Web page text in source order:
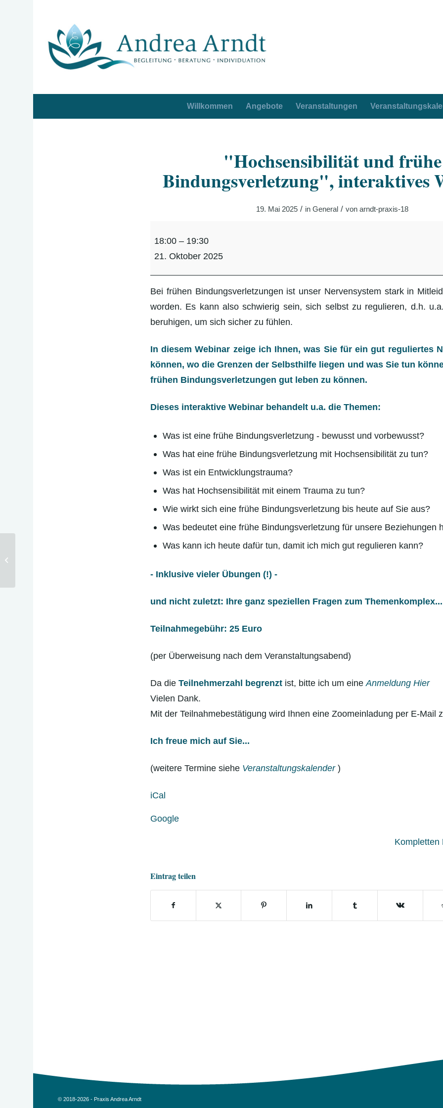
Veranstaltungen
Angebote
Willkommen
"Hochsensibilität und frühe
Bindungsverletzung", interaktives
19. Mai 2025 / in General / von arndt-praxis-18
und
frühe
Bindungsverletzung",
interaktives
Webinar
18:00 – 19:30
21. Oktober 2025
Bei frühen Bindungsverletzungen ist unser Nervensystem stark in
worden. Es kann also schwierig sein, sich selbst zu regulieren, d.h.
beruhigen, um sich sicher zu fühlen.
In diesem Webinar zeige ich Ihnen, was Sie für ein gut reguliertes
können, wo die Grenzen der Selbsthilfe liegen und was Sie tun
frühen Bindungsverletzungen gut leben zu können.
Dieses interaktive Webinar behandelt u.a. die Themen:
Was ist eine frühe Bindungsverletzung - bewusst und vorbewusst?
Was hat eine frühe Bindungsverletzung mit Hochsensibilität zu tun?
Was ist ein Entwicklungstrauma?
Was hat Hochsensibilität mit einem Trauma zu tun?
Wie wirkt sich eine frühe Bindungsverletzung bis heute auf Sie aus?
Was bedeutet eine frühe Bindungsverletzung für unsere Beziehungen
Was kann ich heute dafür tun, damit ich mich gut regulieren kann?
- Inklusive vieler Übungen (!) -
und nicht zuletzt: Ihre ganz speziellen Fragen zum Themenkomplex...
Teilnahmegebühr: 25 Euro
(per Überweisung nach dem Veranstaltungsabend)
Da die Teilnehmerzahl begrenzt ist, bitte ich um eineAnmeldung Hier
Vielen Dank.
Mit der Teilnahmebestätigung wird Ihnen eine Zoomeinladung per E-Mail
Ich freue mich auf Sie...
(weitere Termine siehe Veranstaltungskalender)
iCal
Google
Kompletten
Eintrag teilen
© 2018-2026 - Praxis Andrea Arndt